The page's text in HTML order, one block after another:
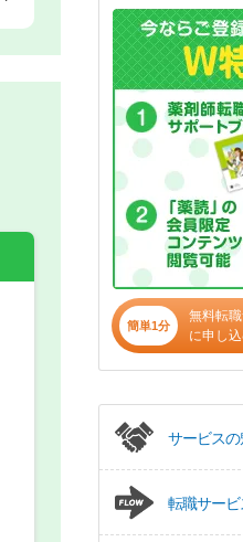
希望の働き方
パート(
簡単1分
無料転
に申し
サービスの
転職サー